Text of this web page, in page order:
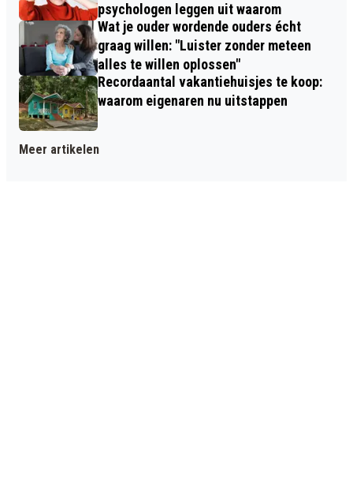
psychologen leggen uit waarom
Wat je ouder wordende ouders écht
graag willen: "Luister zonder meteen
alles te willen oplossen"
Recordaantal vakantiehuisjes te koop:
waarom eigenaren nu uitstappen
Meer artikelen